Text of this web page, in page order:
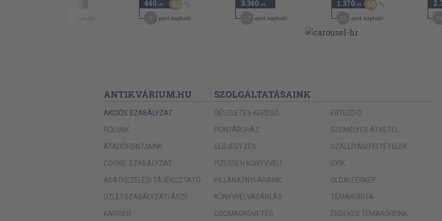
Tetoválás
138
A táltos mély alvása
166
Termékenységi kultusz
Maszk, maskara
Cselekmény
Jelképes termékenységi kultusz
pont kapható
440 ,-Ft 50
pont kapható
3.340 ,-Ft
pont kapható
1.370 ,-Ft 50
pont kapható
ANTIKVÁRIUM.HU
AKCIÓS SZABÁLYZAT
RÓLUNK
ÁTADÓPONTJAINK
COOKIE SZABÁLYZAT
ADATKEZELÉSI TÁJÉKOZTATÓ
ÜZLETSZABÁLYZAT/ÁSZF
KARRIER
SZOLGÁLTATÁSAINK
RÉSZLETES KERESŐ
PONTÁRUHÁZ
ELŐJEGYZÉS
FIZESSEN KÖNYVVEL!
PILLANATNYI ÁRAINK
KÖNYVFELVÁSÁRLÁS
CSOMAGKÖVETÉS
ÉRTESÍTŐ
SZEMÉLYES ÁTVÉTEL
SZÁLLÍTÁSI FELTÉTELEK
GYIK
OLDALTÉRKÉP
TÉMAKÖRI FA
ÉRDEKES TÉMAKÖREINK